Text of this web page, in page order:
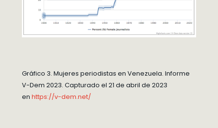
Gráfico 3. Mujeres periodistas en Venezuela. Informe
V-Dem 2023. Capturado el 21 de abril de 2023
en https://v-dem.net/